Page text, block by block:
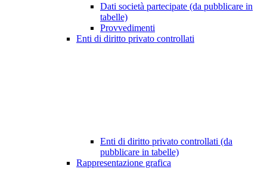
Dati società partecipate (da pubblicare in
tabelle)
Provvedimenti
Enti di diritto privato controllati
Enti di diritto privato controllati (da
pubblicare in tabelle)
Rappresentazione grafica